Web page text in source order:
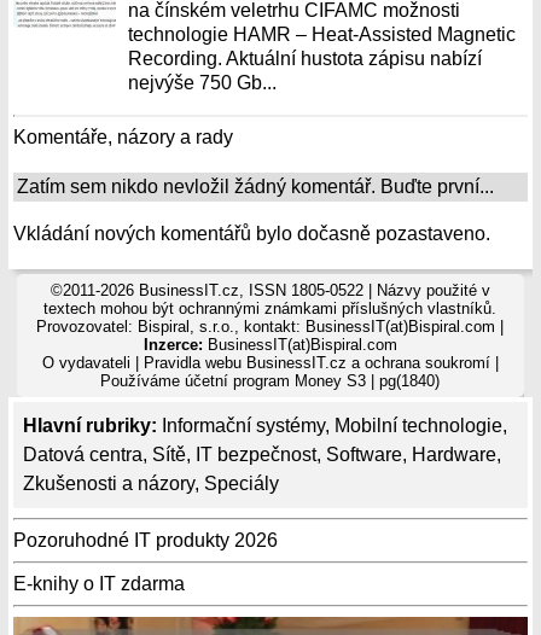
Hlavní rubriky: Informační systémy, Mobilní technologie,
Datová centra, Sítě, IT bezpečnost, Software, Hardware,
Zkušenosti a názory, Speciály
Pozoruhodné IT produkty 2026
E-knihy o IT zdarma
na čínském veletrhu CIFAMC možnosti
technologie HAMR – Heat-Assisted Magnetic
Recording. Aktuální hustota zápisu nabízí
nejvýše 750 Gb...
Komentáře, názory a rady
Zatím sem nikdo nevložil žádný komentář. Buďte první...
Vkládání nových komentářů bylo dočasně pozastaveno.
©2011-2026 BusinessIT.cz, ISSN 1805-0522 | Názvy použité v
textech mohou být ochrannými známkami příslušných vlastníků.
Provozovatel: Bispiral, s.r.o., kontakt: BusinessIT(at)Bispiral.com |
Inzerce: BusinessIT(at)Bispiral.com
O vydavateli
Pravidla webu BusinessIT.cz a ochrana soukromí|
Používámeúčetní program Money S3 | pg(1840)